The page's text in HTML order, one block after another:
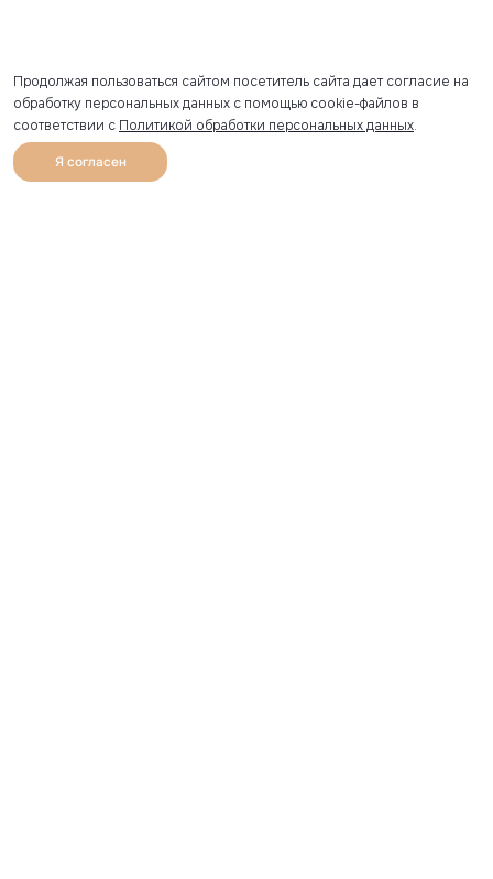
Каталог Избранное
Продолжая пользоваться сайтом посетитель сайта дает согласие на
обработку персональных данных с помощью cookie-файлов в
соответствии с Политикой обработки персональных данных.
Я согласен